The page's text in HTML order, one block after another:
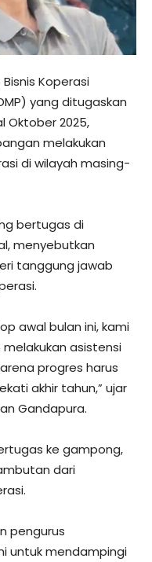
Bisnis Koperasi
yang ditugaskan
Oktober 2025,
melakukan
di wilayah masing-
bertugas di
menyebutkan
tanggung jawab
awal bulan ini, kami
asistensi
progres harus
akhir tahun,” ujar
Gandapura.
ke gampong,
dari
pengurus
untuk mendampingi